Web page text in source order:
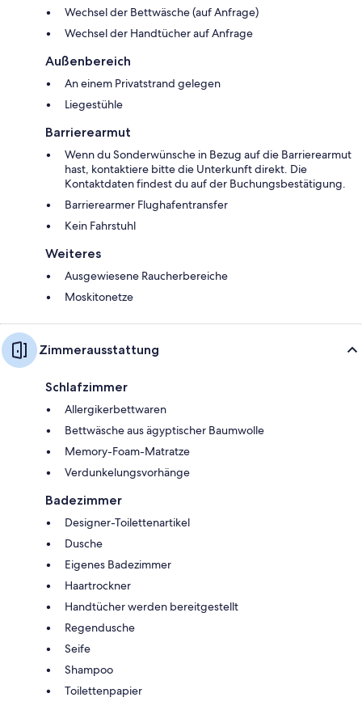
Wechsel der Bettwäsche (auf Anfrage)
Wechsel der Handtücher auf Anfrage
Außenbereich
An einem Privatstrand gelegen
Liegestühle
Barrierearmut
Wenn du Sonderwünsche in Bezug auf die Barrierearmut
hast, kontaktiere bitte die Unterkunft direkt. Die
Kontaktdaten findest du auf der Buchungsbestätigung.
Barrierearmer Flughafentransfer
Kein Fahrstuhl
Weiteres
Ausgewiesene Raucherbereiche
Moskitonetze
Zimmerausstattung
Schlafzimmer
Allergikerbettwaren
Bettwäsche aus ägyptischer Baumwolle
Memory-Foam-Matratze
Verdunkelungsvorhänge
Badezimmer
Designer-Toilettenartikel
Dusche
Eigenes Badezimmer
Haartrockner
Handtücher werden bereitgestellt
Regendusche
Seife
Shampoo
Toilettenpapier